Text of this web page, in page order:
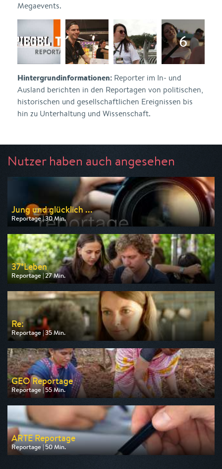
Megaevents.
Hintergrundinformationen: Reporter im In- und
Ausland berichten in den Reportagen von politischen,
historischen und gesellschaftlichen Ereignissen bis
hin zu Unterhaltung und Wissenschaft.
Nutzer haben auch angesehen
Jung und glücklich ...
Reportage | 30 Min.
Ausgestrahlt von ZDF
am 08.08.2026, 17:35
37°Leben
Reportage | 27 Min.
Ausgestrahlt von ZDF
am 09.08.2026, 09:03
Re:
Reportage | 35 Min.
Ausgestrahlt von arte
am 07.08.2026, 19:40
GEO Reportage
Reportage | 55 Min.
Ausgestrahlt von arte
am 08.08.2026, 08:00
ARTE Reportage
Reportage | 50 Min.
Ausgestrahlt von arte